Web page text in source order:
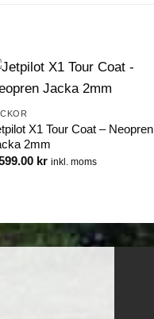
X1 Tour Coat – Neopren
2mm
kr inkl. moms